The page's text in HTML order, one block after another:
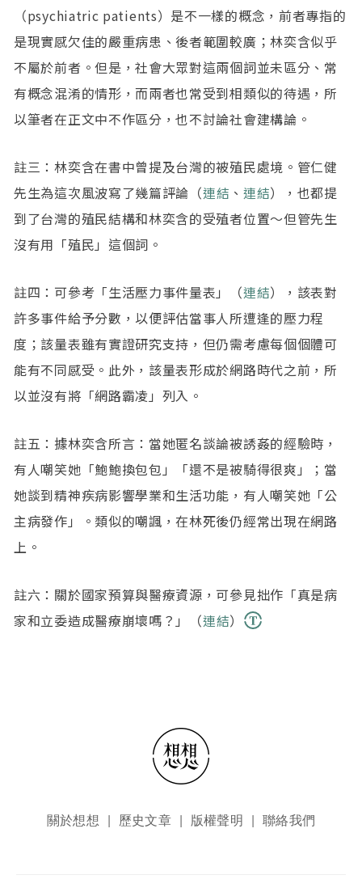
（psychiatric patients）是不一樣的概念，前者專指的
是現實感欠佳的嚴重病患、後者範圍較廣；林奕含似乎
不屬於前者。但是，社會大眾對這兩個詞並未區分、常
有概念混淆的情形，而兩者也常受到相類似的待遇，所
以筆者在正文中不作區分，也不討論社會建構論。
註三：林奕含在書中曾提及台灣的被殖民處境。管仁健
先生為這次風波寫了幾篇評論（連結 、 連結），也都提
到了台灣的殖民結構和林奕含的受殖者位置～但管先生
沒有用「殖民」這個詞。
註四：可參考「生活壓力事件量表」（連結），該表對
許多事件給予分數，以便評估當事人所遭逢的壓力程
度；該量表雖有實證研究支持，但仍需考慮每個個體可
能有不同感受。此外，該量表形成於網路時代之前，所
以並沒有將「網路霸凌」列入。
註五：據林奕含所言：當她匿名談論被誘姦的經驗時，
有人嘲笑她「鮑鮑換包包」「還不是被騎得很爽」；當
她談到精神疾病影響學業和生活功能，有人嘲笑她「公
主病發作」。類似的嘲諷，在林死後仍經常出現在網路
上。
註六：關於國家預算與醫療資源，可參見拙作「真是病
家和立委造成醫療崩壞嗎？」（連結）
頁尾選單關於想想 歷史文章 版權聲明 聯絡我們